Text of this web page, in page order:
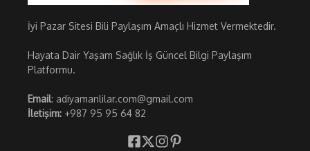
İyi Pazar Sitesi Bili Paylaşım Amaçlı Hizmet Vermektedir.
Hayata Dair Yaşam Sağlık İş Güncel Bilgi Paylaşım
Platformu.
Email: adiyamanlilar.com@gmail.com
İletişim: +987 95 95 64 82